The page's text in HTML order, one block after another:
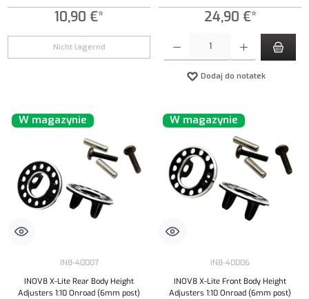
10,90 €*
Nicht lagernd
24,90 €*
Dodaj do notatek
W magazynie
IN8-40007
INOV8 X-Lite Rear Body Height
Adjusters 1:10 Onroad (6mm post)
W magazynie
IN8-40006
INOV8 X-Lite Front Body Height
Adjusters 1:10 Onroad (6mm post)